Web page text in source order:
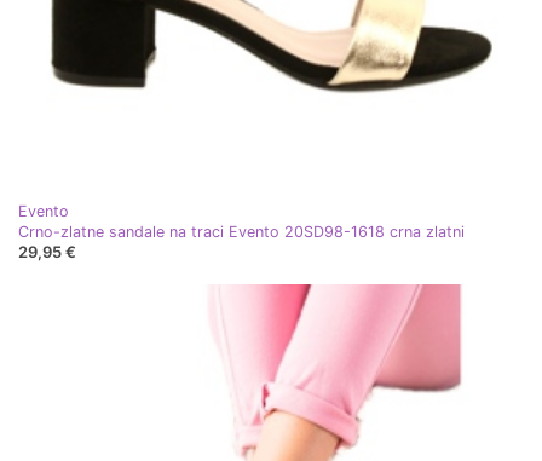
Evento
Crno-zlatne sandale na traci Evento 20SD98-1618 crna zlatni
29,95 €